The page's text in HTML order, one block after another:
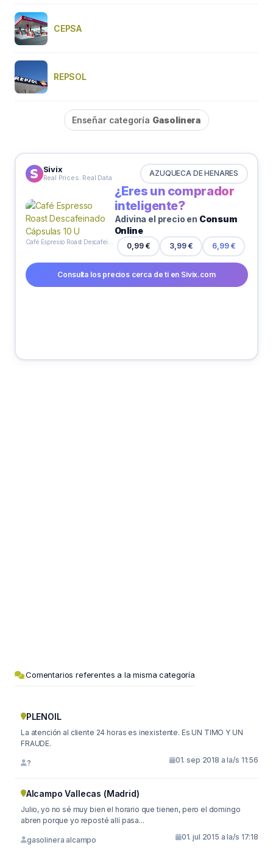
CEPSA
REPSOL
Enseñar categoría Gasolinera
Sivix
Real Prices. Real Data AZUQUECA DE HENARES
¿Eres un comprador
inteligente?
Adivina el precio en Consum
Online
0,99 € 3,99 € 6,99 €
Consulta los precios cerca de ti en Sivix.com
Comentarios referentes a la misma categoría
PLENOIL
La atención al cliente 24 horas es inexistente. Es UN TIMO Y UN
FRAUDE.
? 01. sep 2018 a la/s 11:56
Alcampo Vallecas (Madrid)
Julio, yo no sé muy bien el horario que tienen, pero el domingo
abren porque yo reposté allí pasa...
gasolinera alcampo 01. jul 2015 a la/s 17:18